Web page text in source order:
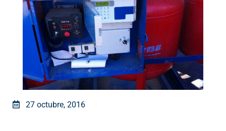
27 octubre, 2016